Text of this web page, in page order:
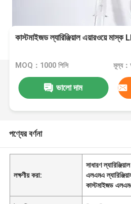
কাস্টমাইজড ল্যারিঞ্জিয়াল এয়ারওয়ে মাস্ক
MOQ：1000 পিসি মূল্য
ভালো দাম
পণ্যের বর্ণনা
লক্ষণীয় করা:
সাধারণ
এলএমএ
কাস্টমাইজড